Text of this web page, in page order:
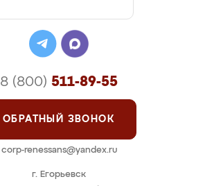
г. Егорьевск
8 (800) 511-89-55
ОБРАТНЫЙ ЗВОНОК
corp-renessans@yandex.ru